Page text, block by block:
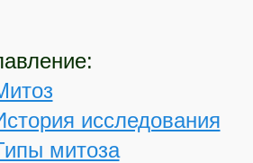
исследования
митоза